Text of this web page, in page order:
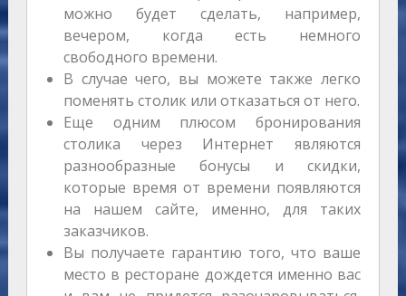
можно будет сделать, например,
вечером, когда есть немного
свободного времени.
В случае чего, вы можете также легко
поменять столик или отказаться от него.
Еще одним плюсом бронирования
столика через Интернет являются
разнообразные бонусы и скидки,
которые время от времени появляются
на нашем сайте, именно, для таких
заказчиков.
Вы получаете гарантию того, что ваше
место в ресторане дождется именно вас